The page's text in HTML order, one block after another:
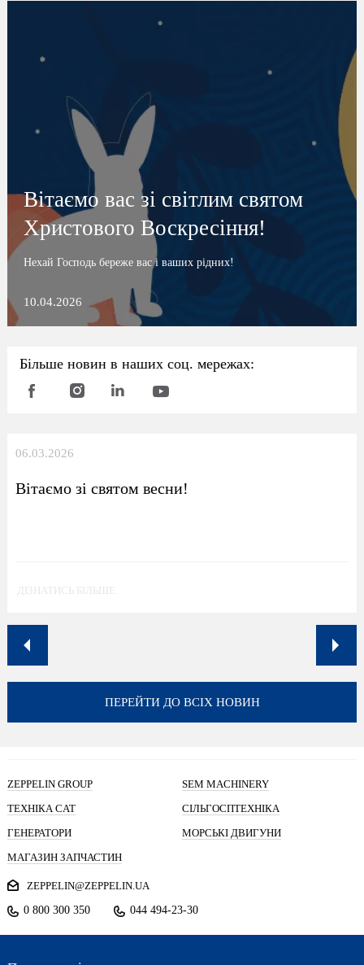
Вітаємо вас зі світлим святом
Христового Воскресіння!
Нехай Господь береже вас і ваших рідних!
10.04.2026
Більше новин в наших соц. мережах:
06.03.2026
Вітаємо зі святом весни!
ДІЗНАТИСЬ БІЛЬШЕ
ПЕРЕЙТИ ДО ВСІХ НОВИН
ZEPPELIN GROUP
SEM MACHINERY
ТЕХНІКА CAT
СІЛЬГОСПТЕХНІКА
ГЕНЕРАТОРИ
МОРСЬКІ ДВИГУНИ
МАГАЗИН ЗАПЧАСТИН
ZEPPELIN@ZEPPELIN.UA
0 800 300 350
044 494-23-30